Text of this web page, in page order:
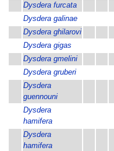
Dysdera furcata
Dysdera galinae
Dysdera ghilarovi
Dysdera gigas
Dysdera gmelini
Dysdera gruberi
Dysdera
guennouni
Dysdera
hamifera
Dysdera
hamifera